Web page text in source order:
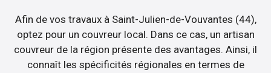
Afin de vos travaux à Saint-Julien-de-Vouvantes (44),
optez pour un couvreur local. Dans ce cas, un artisan
couvreur de la région présente des avantages. Ainsi, il
connaît les spécificités régionales en termes de